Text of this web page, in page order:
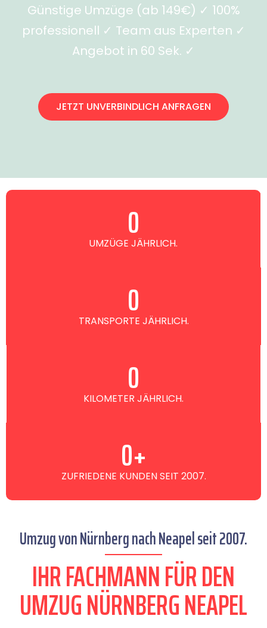
Günstige Umzüge (ab 149€) ✓ 100%
professionell ✓ Team aus Experten ✓
Angebot in 60 Sek. ✓
JETZT UNVERBINDLICH ANFRAGEN
UMZÜGE JÄHRLICH.
0
TRANSPORTE JÄHRLICH.
0
KILOMETER JÄHRLICH.
0
ZUFRIEDENE KUNDEN SEIT 2007.
0+
Umzug von Nürnberg nach Neapel seit 2007.
IHR FACHMANN FÜR DEN
UMZUG NÜRNBERG NEAPEL